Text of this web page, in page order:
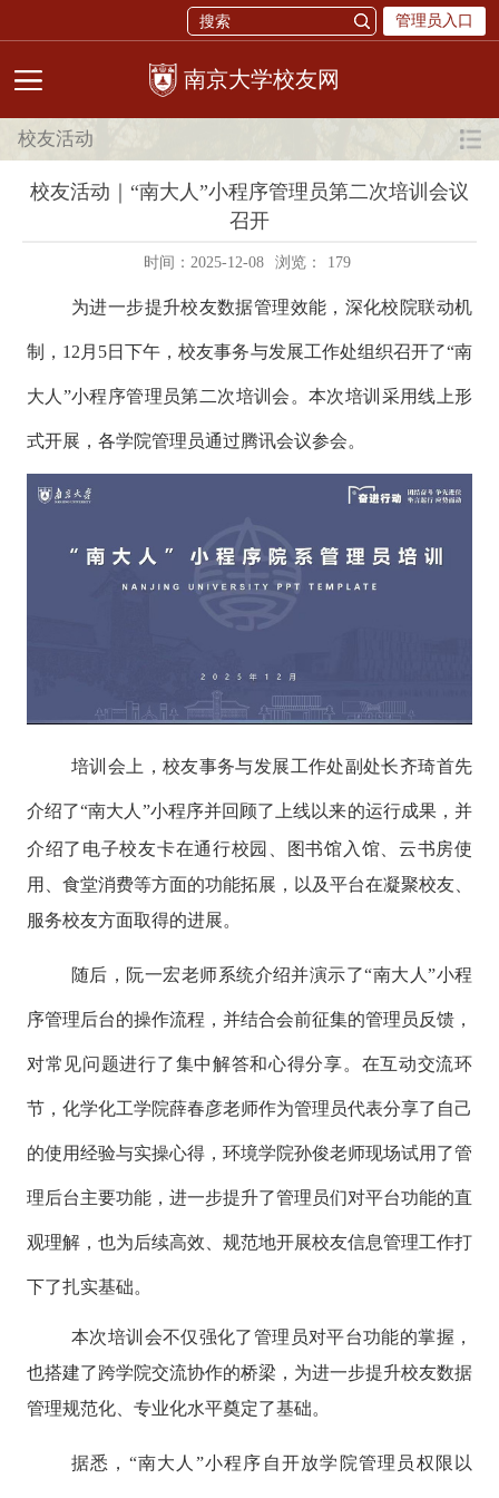
管理员入口
校友网
校友活动
校友活动｜“南大人”小程序管理员第二次培训会议
召开
时间：2025-12-08 浏览： 179
为进一步提升校友数据管理效能，深化校院联动机
制， 12月5日下午，校友事务与发展工作处组织召开了“南
大人”小程序管理员第二次培训会。本次培训采用线上形
式开展，各学院管理员通过腾讯会议参会。
培训会上，校友事务与发展工作处副处长齐琦首先
介绍了“南大人”小程序并回顾了上线以来的运行成果，并
介绍了电子校友卡在通行校园、图书馆入馆、云书房使
用、食堂消费等方面的功能拓展，以及平台在凝聚校友、
服务校友方面取得的进展。
随后，阮一宏老师系统介绍并演示了“南大人”小程
序管理后台的操作流程，并结合会前征集的管理员反馈，
对常见问题进行了集中解答和心得分享。在互动交流环
节，化学化工学院薛春彦老师作为管理员代表分享了自己
的使用经验与实操心得，环境学院孙俊老师现场试用了管
理后台主要功能，进一步提升了管理员们对平台功能的直
观理解，也为后续高效、规范地开展校友信息管理工作打
下了扎实基础。
本次培训会不仅强化了管理员对平台功能的掌握，
也搭建了跨学院交流协作的桥梁，为进一步提升校友数据
管理规范化、专业化水平奠定了基础。
据悉， “南大人”小程序自开放学院管理员权限以